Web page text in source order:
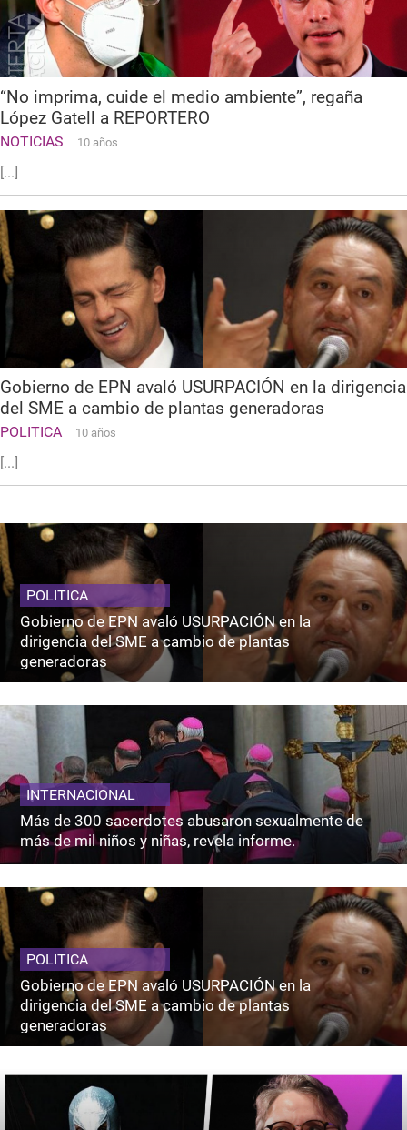
“No imprima, cuide el medio ambiente”, regaña
López Gatell a REPORTERO
NOTICIAS 10 años
[...]
Gobierno de EPN avaló USURPACIÓN en la dirigencia
del SME a cambio de plantas generadoras
POLITICA 10 años
[...]
POLITICA
Gobierno de EPN avaló USURPACIÓN en la
dirigencia del SME a cambio de plantas
generadoras
INTERNACIONAL
Más de 300 sacerdotes abusaron sexualmente de
más de mil niños y niñas, revela informe.
POLITICA
Gobierno de EPN avaló USURPACIÓN en la
dirigencia del SME a cambio de plantas
generadoras